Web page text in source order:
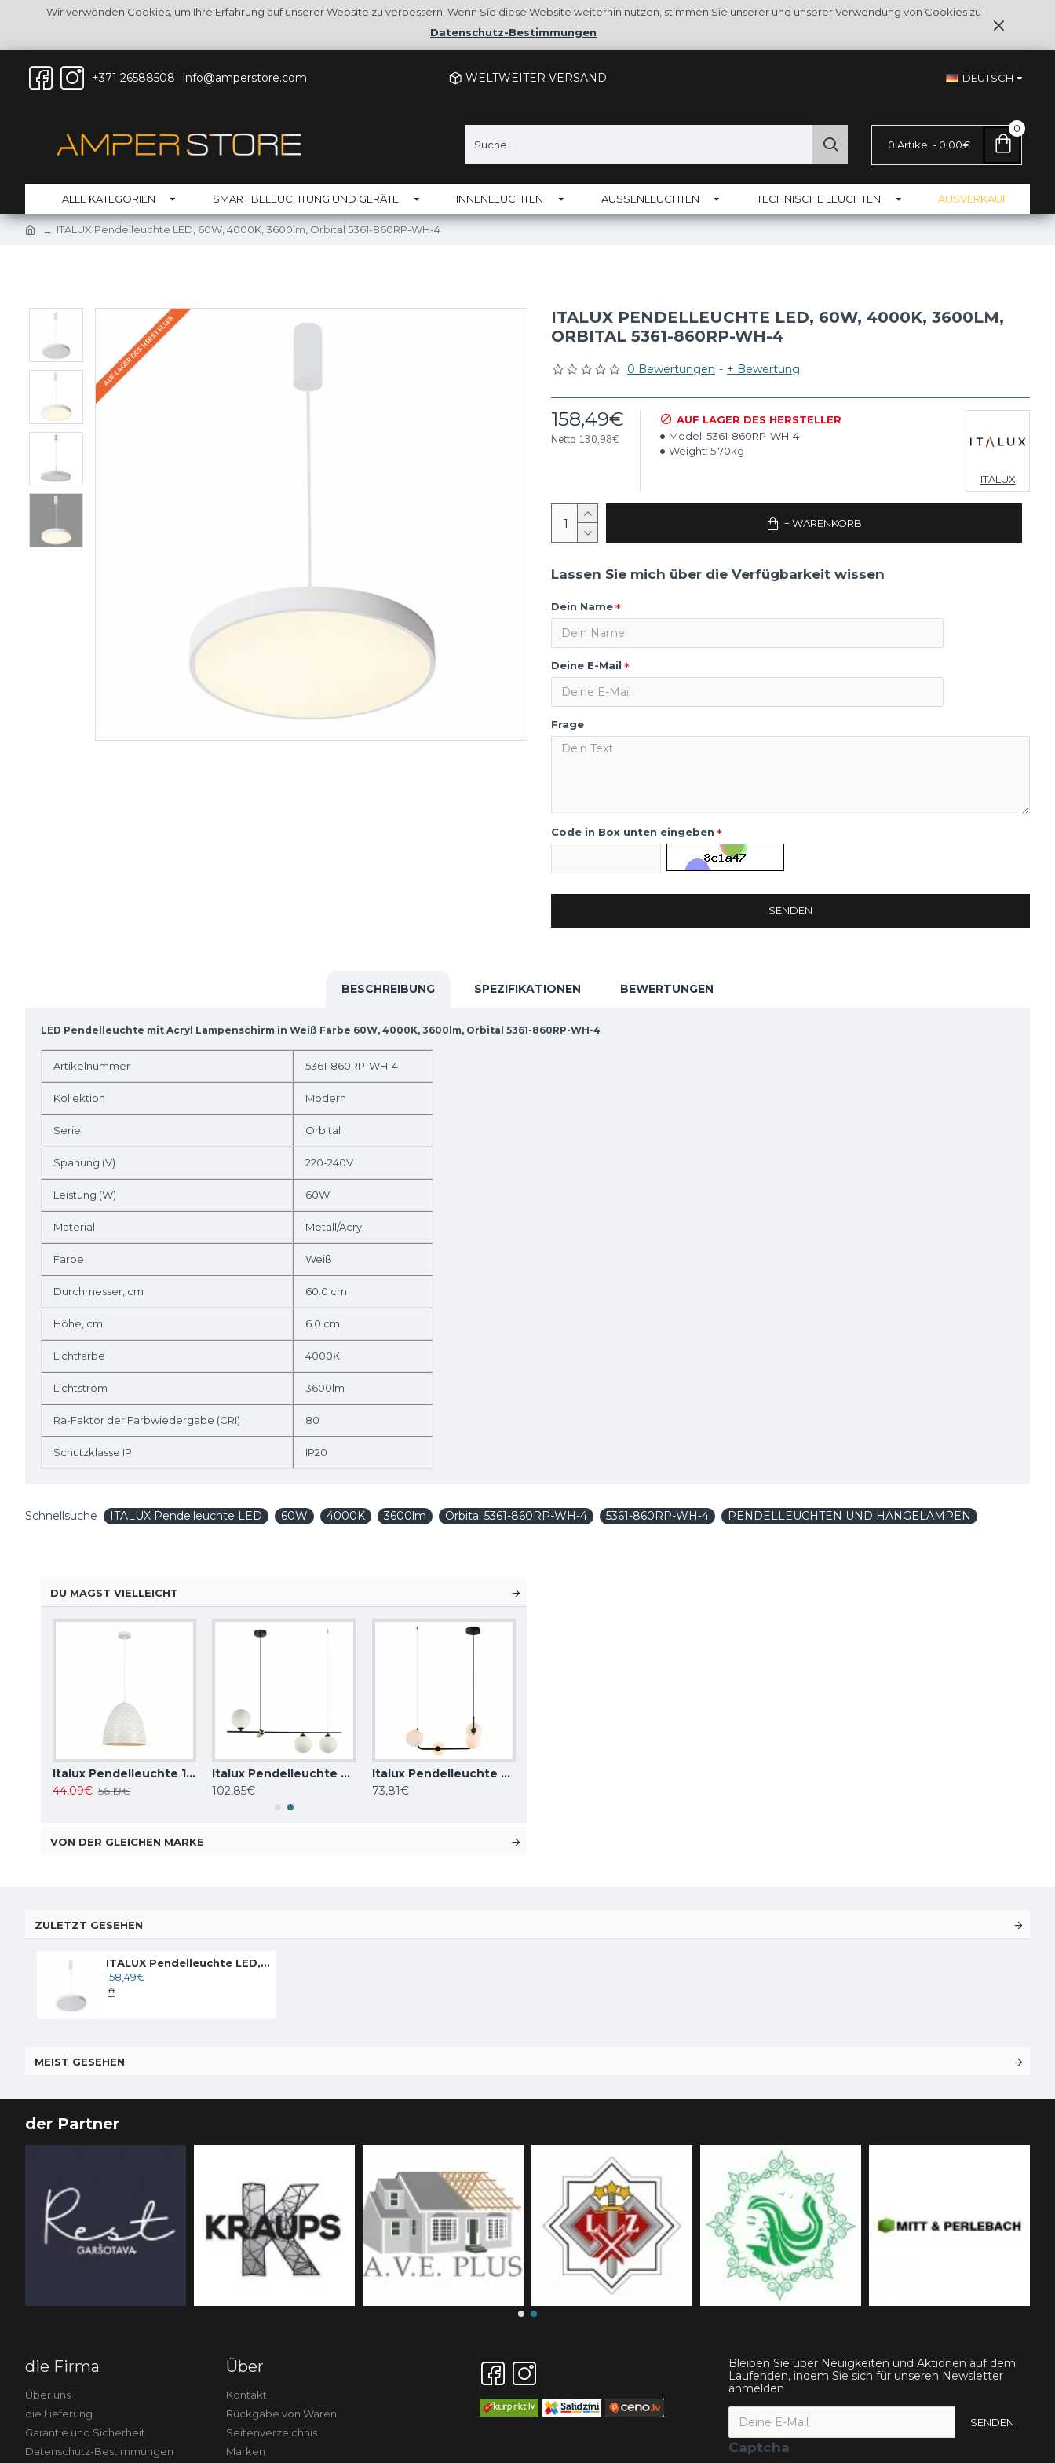
Wir verwenden Cookies, um Ihre Erfahrung auf unserer Website zu verbessern. Wenn Sie diese Website weiterhin nutzen, stimmen Sie unserer und unserer Verwendung von Cookies zu
Datenschutz-Bestimmungen
+371 26588508 info@amperstore.com WELTWEITER VERSAND DEUTSCH
0 Artikel - 0,00€
0
ALLE KATEGORIEN SMART BELEUCHTUNG UND GERÄTE INNENLEUCHTEN AUSSENLEUCHTEN TECHNISCHE LEUCHTEN AUSVERKAUF
ITALUX Pendelleuchte LED, 60W, 4000K, 3600lm, Orbital 5361-860RP-WH-4
AUF LAGER DES HERSTELLER
ITALUX PENDELLEUCHTE LED, 60W, 4000K, 3600LM,
ORBITAL 5361-860RP-WH-4
0 Bewertungen - + Bewertung
158,49€
Netto 130,98€
AUF LAGER DES HERSTELLER
Model: 5361-860RP-WH-4
Weight: 5.70kg
ITALUX
+ WARENKORB
Lassen Sie mich über die Verfügbarkeit wissen
Dein Name
Deine E-Mail
Frage
Code in Box unten eingeben
SENDEN
BESCHREIBUNG SPEZIFIKATIONEN BEWERTUNGEN
LED Pendelleuchte mit Acryl Lampenschirm in Weiß Farbe 60W, 4000K, 3600lm, Orbital 5361-860RP-WH-4
Artikelnummer 5361-860RP-WH-4
Kollektion Modern
Serie Orbital
Spanung (V) 220-240V
Leistung (W) 60W
Material Metall/Acryl
Farbe Weiß
Durchmesser, cm 60.0 cm
Höhe, cm 6.0 cm
Lichtfarbe 4000K
Lichtstrom 3600lm
Ra-Faktor der Farbwiedergabe (CRI) 80
Schutzklasse IP IP20
Schnellsuche ITALUX Pendelleuchte LED 60W 4000K 3600lm Orbital 5361-860RP-WH-4 5361-860RP-WH-4 PENDELLEUCHTEN UND HÄNGELAMPEN
DU MAGST VIELLEICHT
Italux Pendelleuchte 1xE27x40W, Weiß, Leilani PND-43445-1L-WH
44,09€ 56,19€
Italux Pendelleuchte 3xG9x25W, Weiß, Barletta PND-76540-3-BK
102,85€
Italux Pendelleuchte 4xG9x25W, Weiß, Ferrand MDM-4123/4 BK
73,81€
VON DER GLEICHEN MARKE
ZULETZT GESEHEN
ITALUX Pendelleuchte LED, 60W, 4000K, 3600lm, Orbital 5361-860RP-WH-4
158,49€
MEIST GESEHEN
der Partner
die Firma
Über uns
die Lieferung
Garantie und Sicherheit
Datenschutz-Bestimmungen
Über
Kontakt
Rückgabe von Waren
Seitenverzeichnis
Marken
Bleiben Sie über Neuigkeiten und Aktionen auf dem
Laufenden, indem Sie sich für unseren Newsletter
anmelden
SENDEN
Captcha